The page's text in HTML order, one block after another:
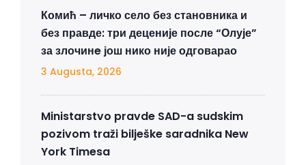
Комић – личко село без становника и
без правде: три деценије после “Олује”
за злочинe још нико није одговарао
3 Augusta, 2026
Ministarstvo pravde SAD-a sudskim
pozivom traži bilješke saradnika New
York Timesa